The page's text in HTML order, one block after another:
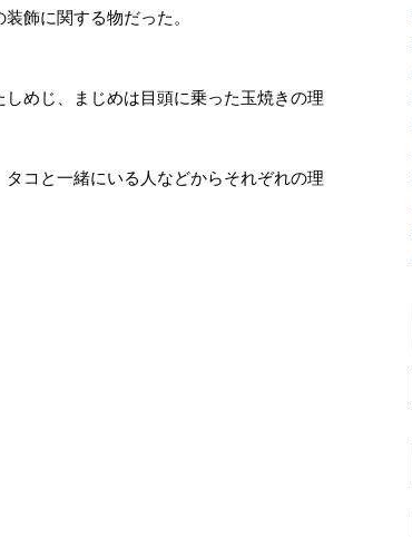
飾に関する物だった。
めじ、まじめは目頭に乗った玉焼きの理
コと一緒にいる人などからそれぞれの理